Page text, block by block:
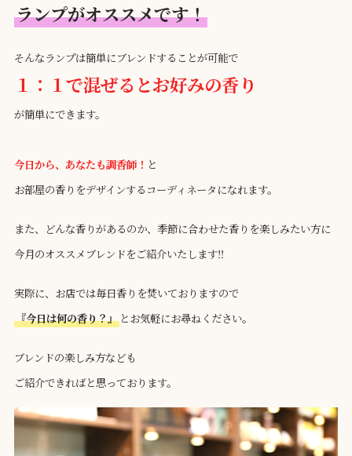
ランプがオススメです！
そんなランプは簡単にブレンドすることが可能で
１：１で混ぜるとお好みの香り
が簡単にできます。
今日から、あなたも調香師！ と
お部屋の香りをデザインするコーディネータになれます。
また、どんな香りがあるのか、季節に合わせた香りを楽しみたい方に
今月のオススメブレンドをご紹介いたします‼
実際に、お店では毎日香りを焚いておりますので
『今日は何の香り？』とお気軽にお尋ねください。
ブレンドの楽しみ方なども
ご紹介できればと思っております。